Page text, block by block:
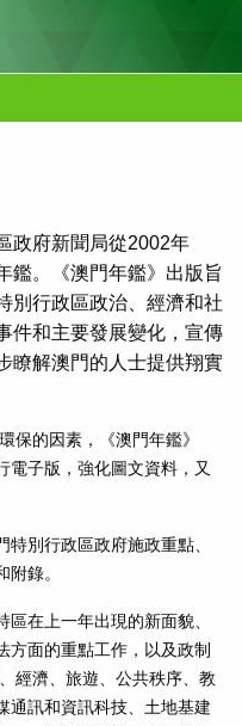
政府新聞局從2002年
鑑。《澳門年鑑》出版旨
別行政區政治、經濟和社
件和主要發展變化，宣傳
瞭解澳門的人士提供翔實
保的因素，《澳門年鑑》
電子版，強化圖文資料，又
特別行政區政府施政重點、
錄。
在上一年出現的新面貌、
方面的重點工作，以及政制
經濟、旅遊、公共秩序、教
通訊和資訊科技、土地基建